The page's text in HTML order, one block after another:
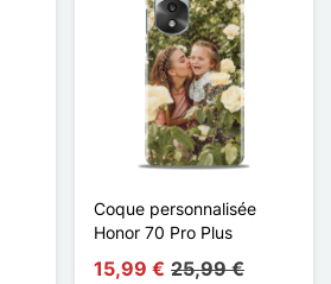
Coque personnalisée
Honor 70 Pro Plus
15,99 € 25,99 €